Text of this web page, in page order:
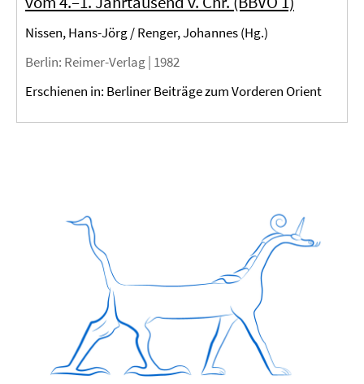
Nissen, Hans-Jörg / Renger, Johannes (Hg.)
Berlin: Reimer-Verlag | 1982
Erschienen in: Berliner Beiträge zum Vorderen Orient